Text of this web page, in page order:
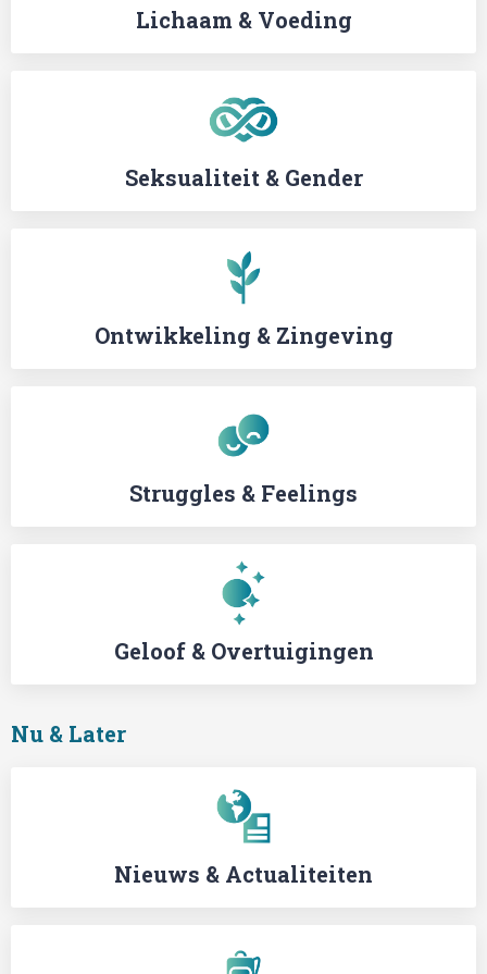
Lichaam & Voeding
Seksualiteit & Gender
Ontwikkeling & Zingeving
Struggles & Feelings
Geloof & Overtuigingen
Nu & Later
Nieuws & Actualiteiten